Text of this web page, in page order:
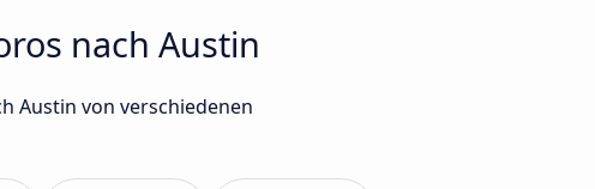
nach Austin
Austin von verschiedenen